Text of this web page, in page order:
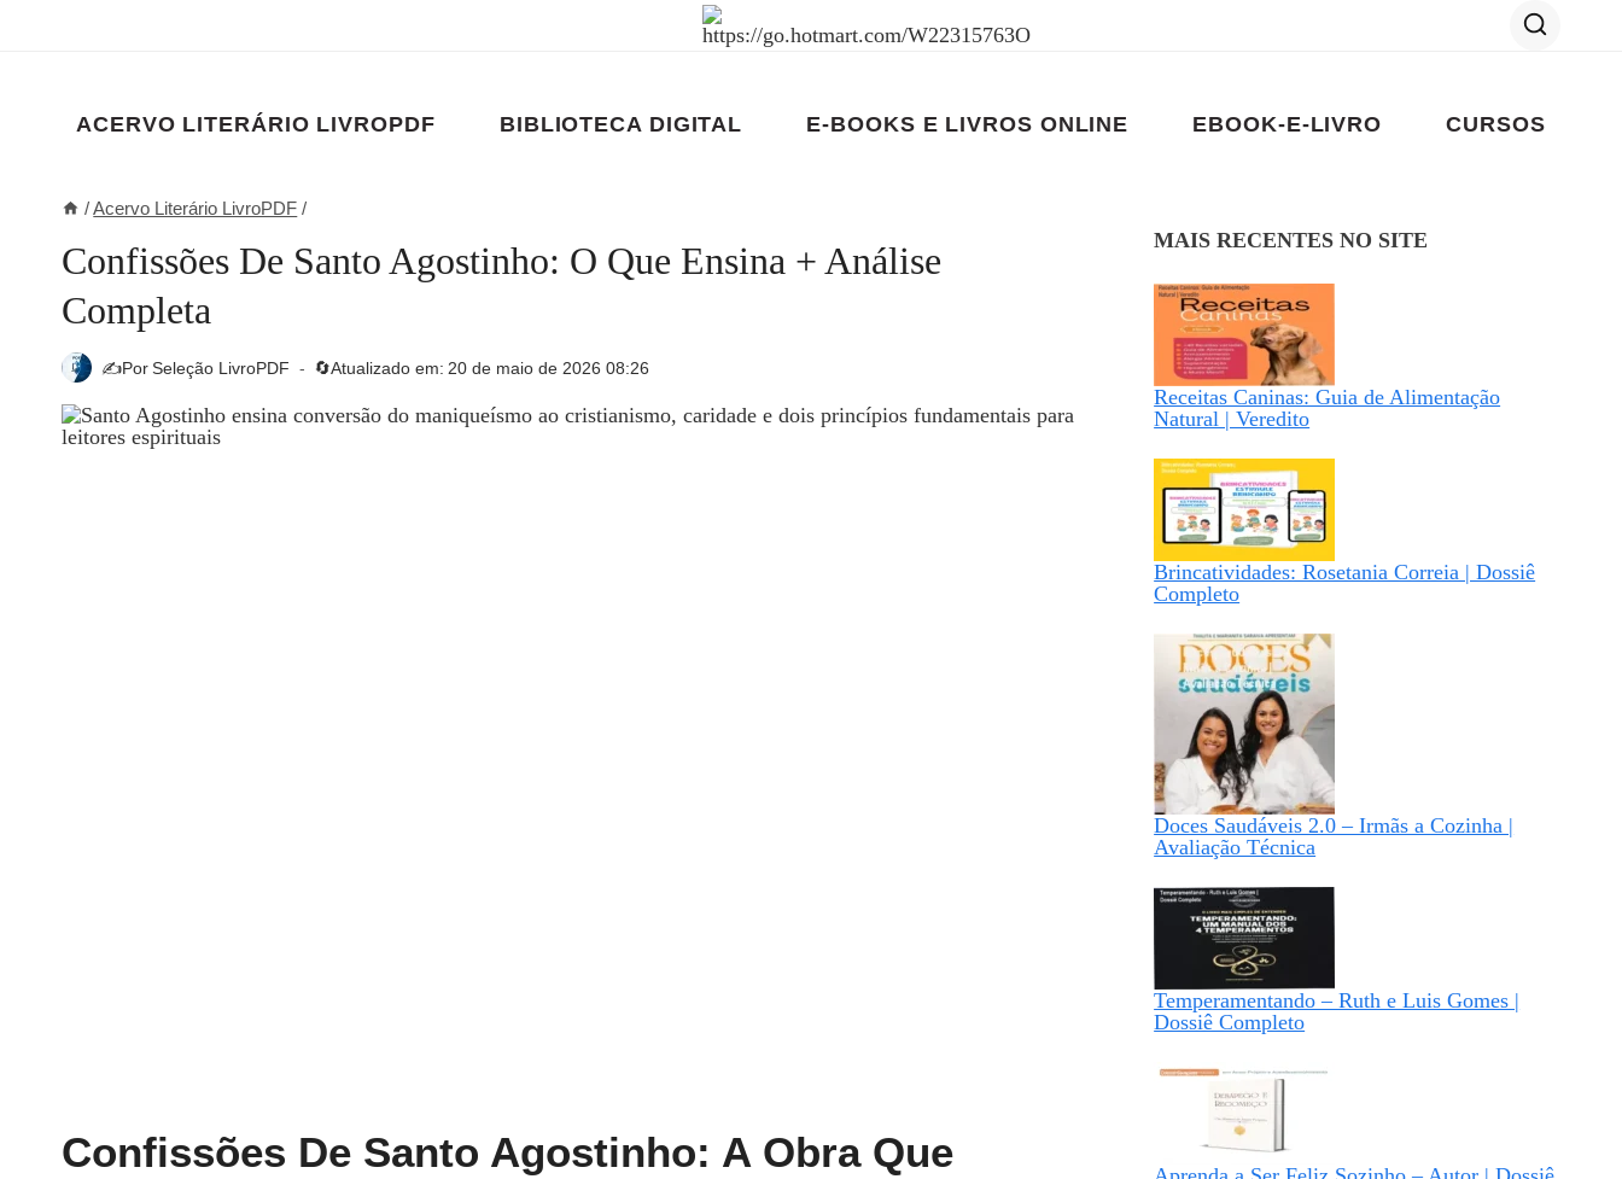
ACERVO LITERÁRIO LIVROPDF BIBLIOTECA DIGITAL E-BOOKS E LIVROS ONLINE EBOOK-E-LIVRO CURSOS
/Acervo Literário LivroPDF /
Confissões De Santo Agostinho: O Que Ensina + Análise
Completa
✍️PorSeleção LivroPDF 🔄Atualizado em: 20 de maio de 2026 08:26
Confissões De Santo Agostinho: A Obra Que
MAIS RECENTES NO SITE
Receitas Caninas: Guia de Alimentação
Natural | Veredito
Brincatividades: Rosetania Correia | Dossiê
Completo
Doces Saudáveis 2.0 – Irmãs a Cozinha |
Avaliação Técnica
Temperamentando – Ruth e Luis Gomes |
Dossiê Completo